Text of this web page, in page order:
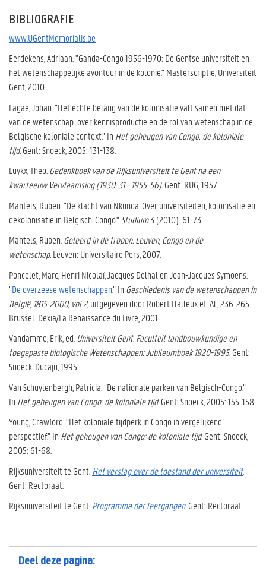
BIBLIOGRAFIE
www.UGentMemorialis.be
Eerdekens, Adriaan. "Ganda-Congo 1956-1970: De Gentse universiteit en
het wetenschappelijke avontuur in de kolonie." Masterscriptie, Universiteit
Gent, 2010.
Lagae, Johan. “Het echte belang van de kolonisatie valt samen met dat
van de wetenschap: over kennisproductie en de rol van wetenschap in de
Belgische koloniale context.” In Het geheugen van Congo: de koloniale
tijd.Gent: Snoeck, 2005: 131-138.
Luykx, Theo. Gedenkboek van de Rijksuniversiteit te Gent na een
kwarteeuw Vervlaamsing (1930-31 - 1955-56). Gent: RUG, 1957.
Mantels, Ruben. "De klacht van Nkunda. Over universiteiten, kolonisatie en
dekolonisatie in Belgisch-Congo." Studium3 (2010): 61-73.
Mantels, Ruben. Geleerd in de tropen. Leuven, Congo en de
wetenschap. Leuven: Universitaire Pers, 2007.
Poncelet, Marc, Henri Nicolaï, Jacques Delhal en Jean-Jacques Symoens.
“De overzeese wetenschappen.” In Geschiedenis van de wetenschappen in
België, 1815-2000, vol 2, uitgegeven door Robert Halleux et. Al., 236-265.
Brussel: Dexia/La Renaissance du Livre, 2001.
Vandamme, Erik, ed. Universiteit Gent. Faculteit landbouwkundige en
toegepaste biologische Wetenschappen: Jubileumboek 1920-1995.Gent:
Snoeck-Ducaju, 1995.
Van Schuylenbergh, Patricia. “De nationale parken van Belgisch-Congo.”
In Het geheugen van Congo: de koloniale tijd.Gent: Snoeck, 2005: 155-158.
Young, Crawford. “Het koloniale tijdperk in Congo in vergelijkend
perspectief.” In Het geheugen van Congo: de koloniale tijd.Gent: Snoeck,
2005: 61-68.
Rijksuniversiteit te Gent. Het verslag over de toestand der universiteit.
Gent: Rectoraat.
Rijksuniversiteit te Gent. Programma der leergangen. Gent: Rectoraat.
Deel deze pagina: